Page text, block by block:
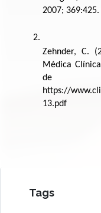
2007; 369:425.
Zehnder, C.
Médica
de
https://
13.pdf
Tags